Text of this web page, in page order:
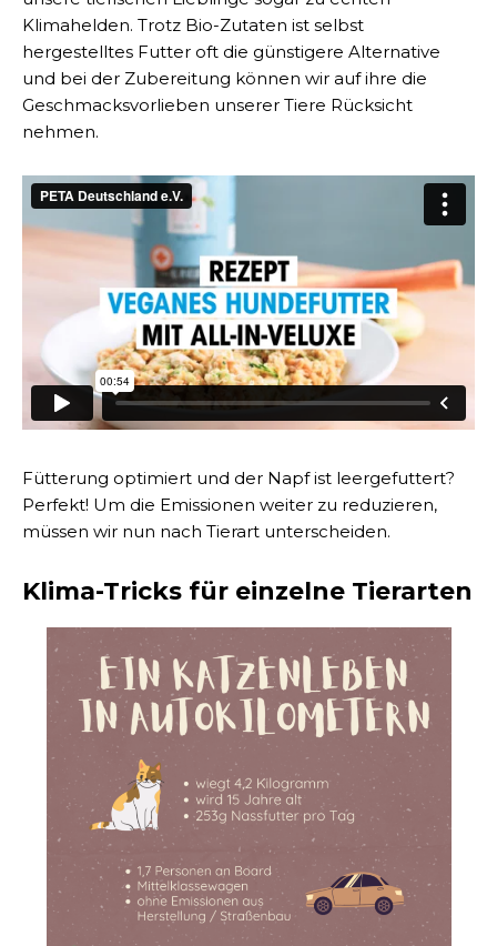
Klimahelden. Trotz Bio-Zutaten ist selbst
hergestelltes Futter oft die günstigere Alternative
und bei der Zubereitung können wir auf ihre die
Geschmacksvorlieben unserer Tiere Rücksicht
nehmen.
Fütterung optimiert und der Napf ist leergefuttert?
Perfekt! Um die Emissionen weiter zu reduzieren,
müssen wir nun nach Tierart unterscheiden.
Klima-Tricks für einzelne Tierarten